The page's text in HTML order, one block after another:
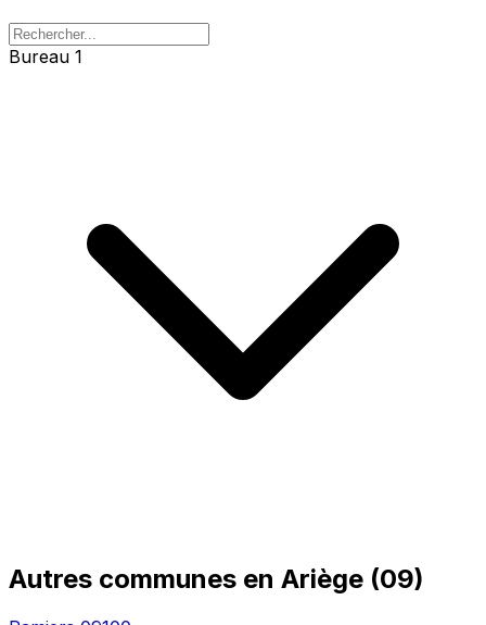
Bureau 1
Autres communes en Ariège (09)